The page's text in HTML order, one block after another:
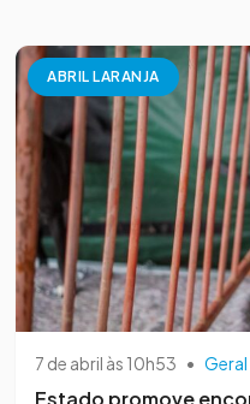
ABRIL LARANJA
7 de abril às 10h53 • Geral
Estado promove